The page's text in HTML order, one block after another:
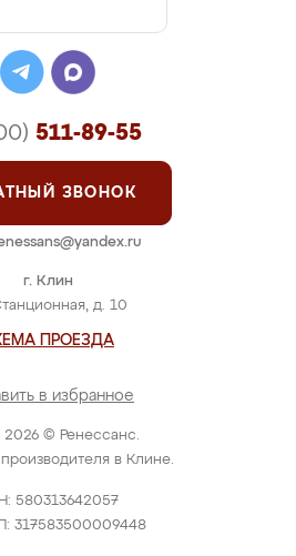
2026 © Ренессанс.
в Клине.
580313642057
317583500009448
г. Клин
д. 10
ПРОЕЗДА
в избранное
511-89-55
ЗВОНОК